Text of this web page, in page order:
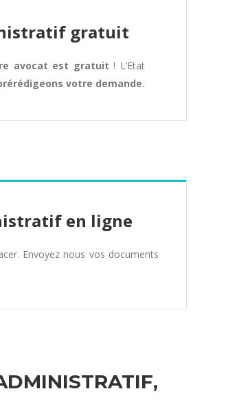
gratuit
avocat est gratuit ! L’Etat
votre demande.
en ligne
Envoyez nous vos documents